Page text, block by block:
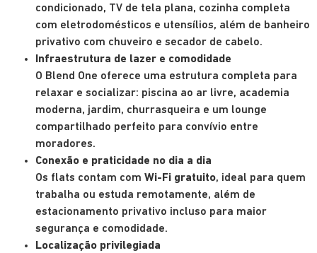
condicionado, TV de tela plana, cozinha completa
com eletrodomésticos e utensílios, além de banheiro
privativo com chuveiro e secador de cabelo.
Infraestrutura de lazer e comodidade
O Blend One oferece uma estrutura completa para
relaxar e socializar: piscina ao ar livre, academia
moderna, jardim, churrasqueira e um lounge
compartilhado perfeito para convívio entre
moradores.
Conexão e praticidade no dia a dia
Os flats contam com Wi-Fi gratuito, ideal para quem
trabalha ou estuda remotamente, além de
estacionamento privativo incluso para maior
segurança e comodidade.
Localização privilegiada